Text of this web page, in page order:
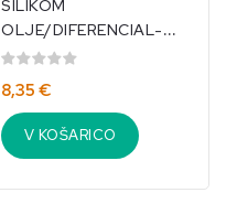
SILIKOM
OLJE/DIFERENCIAL-
1.000.000-17510
8,35 €
V KOŠARICO